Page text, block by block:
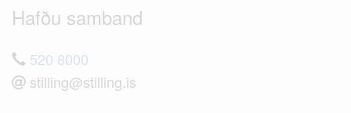
Hafðu samband
520 8000
stilling@stilling.is